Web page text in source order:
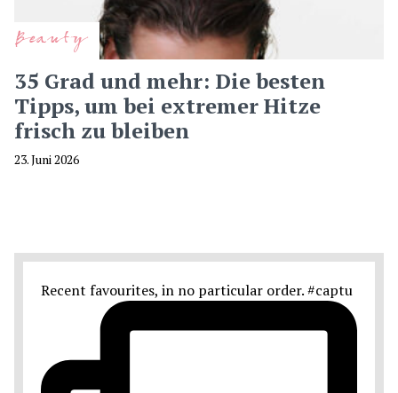
Beauty
35 Grad und mehr: Die besten
Tipps, um bei extremer Hitze
frisch zu bleiben
23. Juni 2026
Recent favourites, in no particular order. #captu